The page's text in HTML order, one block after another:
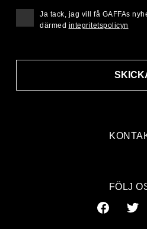
Ja tack, jag vill få GAFFAs
därmed integritetspolicyn
FÖLJ